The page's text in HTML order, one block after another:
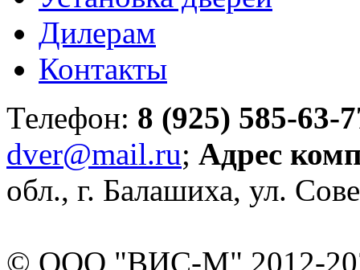
Дилерам
Контакты
Телефон: 8 (925) 585-63-
dver@mail.ru; Адрес
обл., г. Балашиха, ул.
© ООО "ВИС-М" 2012-